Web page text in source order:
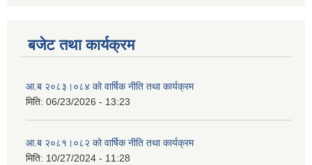
बजेट तथा कार्यक्रम
आ.ब २०८३।०८४ को वार्षिक नीति तथा कार्यक्रम
मिति: 06/23/2026 - 13:23
आ.ब २०८१।०८२ को वार्षिक नीति तथा कार्यक्रम
मिति: 10/27/2024 - 11:28